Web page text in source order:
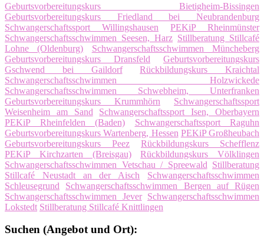
Geburtsvorbereitungskurs Bietigheim-Bissingen
Geburtsvorbereitungskurs Friedland bei Neubrandenburg
Schwangerschaftssport Willingshausen
PEKiP Rheinmünster
Schwangerschaftsschwimmen Seesen, Harz Stillberatung Stillcafé
Lohne (Oldenburg)
Schwangerschaftsschwimmen Müncheberg
Geburtsvorbereitungskurs Dransfeld
Geburtsvorbereitungskurs
Gschwend bei Gaildorf
Rückbildungskurs Kraichtal
Schwangerschaftsschwimmen Holzwickede
Schwangerschaftsschwimmen Schwebheim, Unterfranken
Geburtsvorbereitungskurs Krummhörn
Schwangerschaftssport
Weisenheim am Sand
Schwangerschaftssport Isen, Oberbayern
PEKiP Rheinfelden (Baden)
Schwangerschaftssport Raguhn
Geburtsvorbereitungskurs Wartenberg, Hessen PEKiP Großheubach
Geburtsvorbereitungskurs Peez
Rückbildungskurs Schefflenz
PEKiP Kirchzarten (Breisgau)
Rückbildungskurs Völklingen
Schwangerschaftsschwimmen Vetschau / Spreewald Stillberatung
Stillcafé Neustadt an der Aisch
Schwangerschaftsschwimmen
Schleusegrund
Schwangerschaftsschwimmen Bergen auf Rügen
Schwangerschaftsschwimmen Jever
Schwangerschaftsschwimmen
Lokstedt Stillberatung Stillcafé Knittlingen
Suchen (Angebot und Ort):